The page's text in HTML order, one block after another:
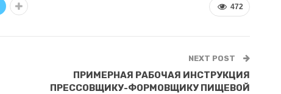
472
NEXT POST
ПРИМЕРНАЯ РАБОЧАЯ ИНСТРУКЦИЯ
ПРЕССОВЩИКУ-ФОРМОВЩИКУ ПИЩЕВОЙ